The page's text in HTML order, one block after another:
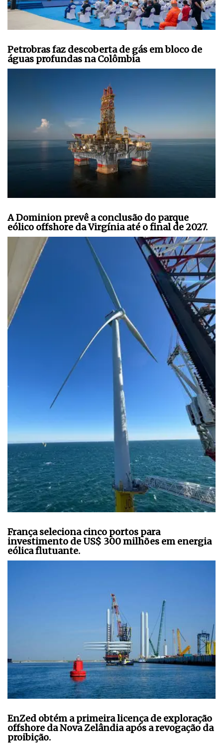
Petrobras faz descoberta de gás em bloco de
águas profundas na Colômbia
A Dominion prevê a conclusão do parque
eólico offshore da Virgínia até o final de 2027.
França seleciona cinco portos para
investimento de US$ 300 milhões em energia
eólica flutuante.
EnZed obtém a primeira licença de exploração
offshore da Nova Zelândia após a revogação da
proibição.